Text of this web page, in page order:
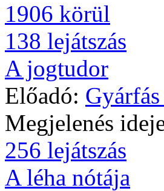
1906 körül
138 lejátszás
A jogtudor
Előadó:
Megjelenés
256 lejátszás
A léha nótája